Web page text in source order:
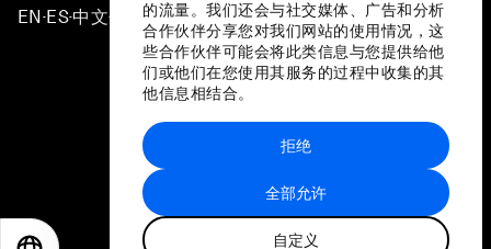
的流量。我们还会与社交媒体、广告和分析
合作伙伴分享您对我们网站的使用情况，这
些合作伙伴可能会将此类信息与您提供给他
们或他们在您使用其服务的过程中收集的其
他信息相结合。
全部允许
自定义
拒绝
EN ▪ES▪中文▪ 日本語
站点地图